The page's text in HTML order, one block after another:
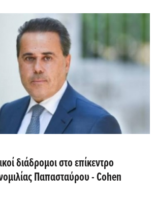
διάδρομοι στο επίκεντρο
- Cohen